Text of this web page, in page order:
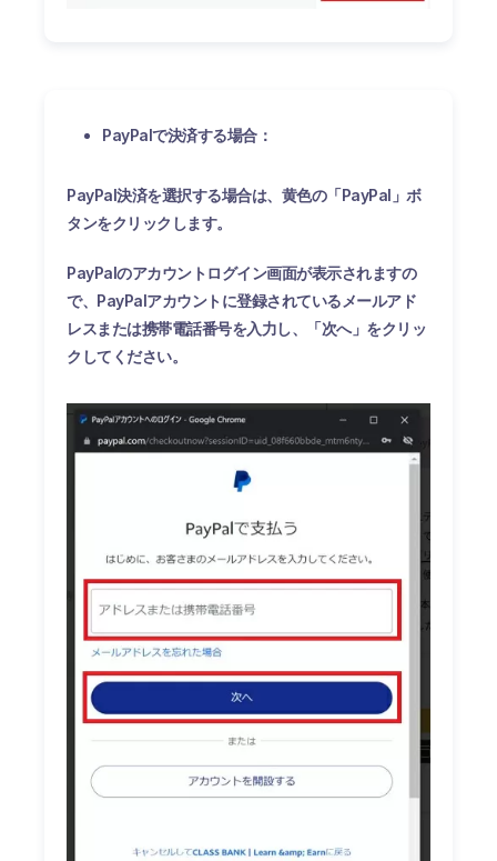
PayPalで決済する場合：
PayPal決済を選択する場合は、黄色の「PayPal」ボ
タンをクリックします。
PayPalのアカウントログイン画面が表示されますの
で、PayPalアカウントに登録されているメールアド
レスまたは携帯電話番号を入力し、「次へ」をクリッ
クしてください。